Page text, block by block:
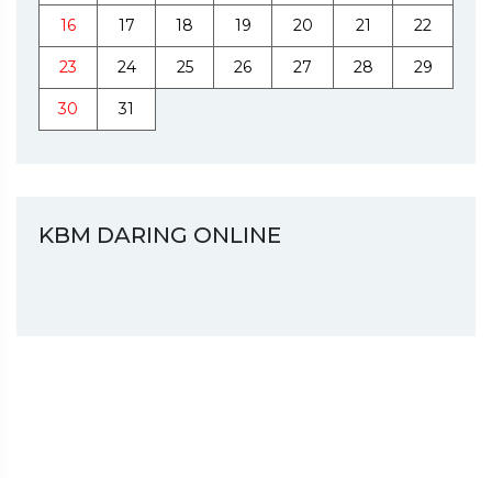
16 17 18 19 20 21 22
23 24 25 26 27 28 29
30 31
KBM DARING ONLINE